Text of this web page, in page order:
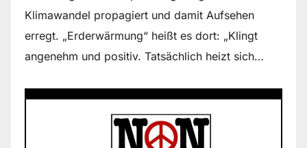
Klimawandel propagiert und damit Aufsehen
erregt. „Erderwärmung“ heißt es dort: „Klingt
angenehm und positiv. Tatsächlich heizt sich…